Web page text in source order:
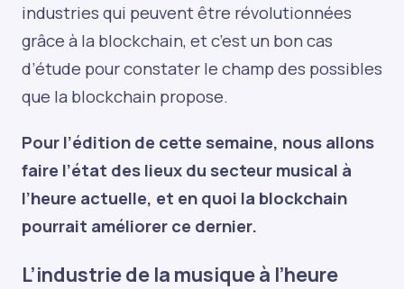
industries qui peuvent être révolutionnées
grâce à la blockchain, et c’est un bon cas
d’étude pour constater le champ des possibles
que la blockchain propose.
Pour l’édition de cette semaine, nous allons
faire l’état des lieux du secteur musical à
l’heure actuelle, et en quoi la blockchain
pourrait améliorer ce dernier.
L’industrie de la musique à l’heure